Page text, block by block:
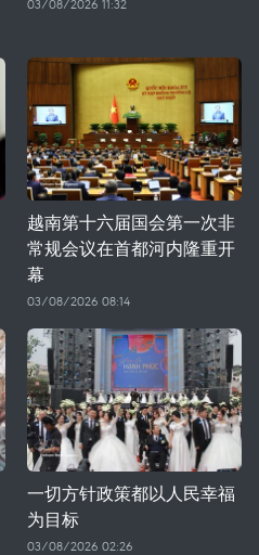
03/08/2026 11:32
越南第十六届国会第一次非
常规会议在首都河内隆重开
幕
03/08/2026 08:14
一切方针政策都以人民幸福
为目标
03/08/2026 02:26